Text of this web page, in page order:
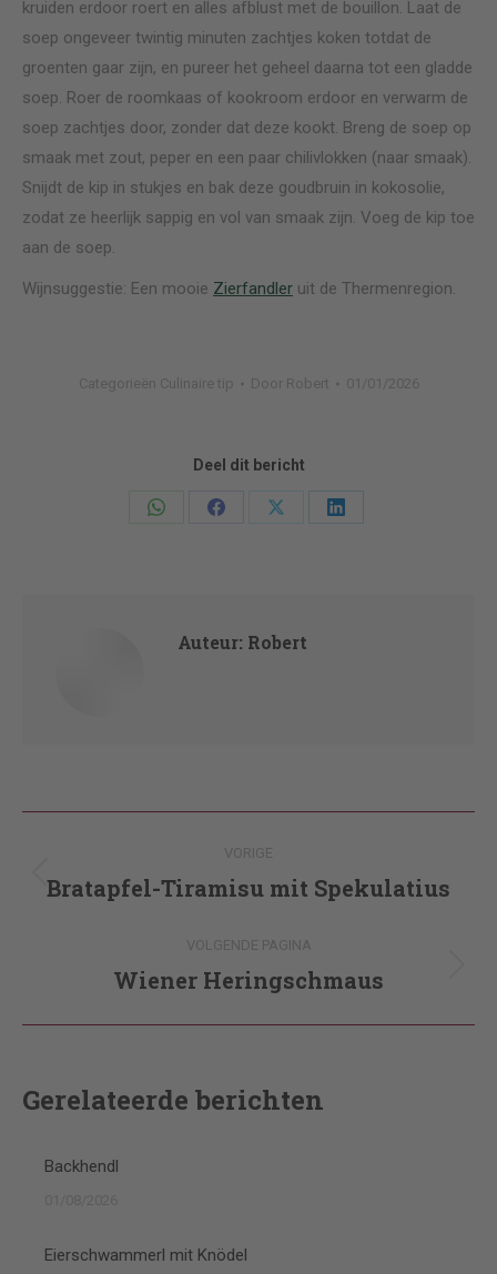
kruiden erdoor roert en alles afblust met de bouillon. Laat de
soep ongeveer twintig minuten zachtjes koken totdat de
groenten gaar zijn, en pureer het geheel daarna tot een gladde
soep. Roer de roomkaas of kookroom erdoor en verwarm de
soep zachtjes door, zonder dat deze kookt. Breng de soep op
smaak met zout, peper en een paar chilivlokken (naar smaak).
Snijdt de kip in stukjes en bak deze goudbruin in kokosolie,
zodat ze heerlijk sappig en vol van smaak zijn. Voeg de kip toe
aan de soep.
Wijnsuggestie: Een mooie Zierfandler uit de Thermenregion.
Categorieën Culinaire tip Door Robert 01/01/2026
Deel dit bericht
Deel
Deel
Deel
Deel
Auteur: Robert
navigation
VORIGE
Vorig
Bratapfel-Tiramisu mit Spekulatius
VOLGENDE PAGINA
Volgende
Wiener Heringschmaus
Gerelateerde berichten
Backhendl
Eierschwammerl mit Knödel